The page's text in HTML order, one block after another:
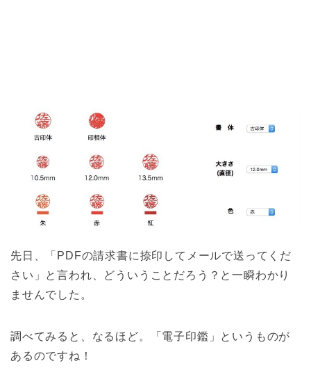
先日、「PDFの請求書に捺印してメールで送ってくだ
さい」と言われ、どういうことだろう？と一瞬わかり
ませんでした。
調べてみると、なるほど。「電子印鑑」というものが
あるのですね！